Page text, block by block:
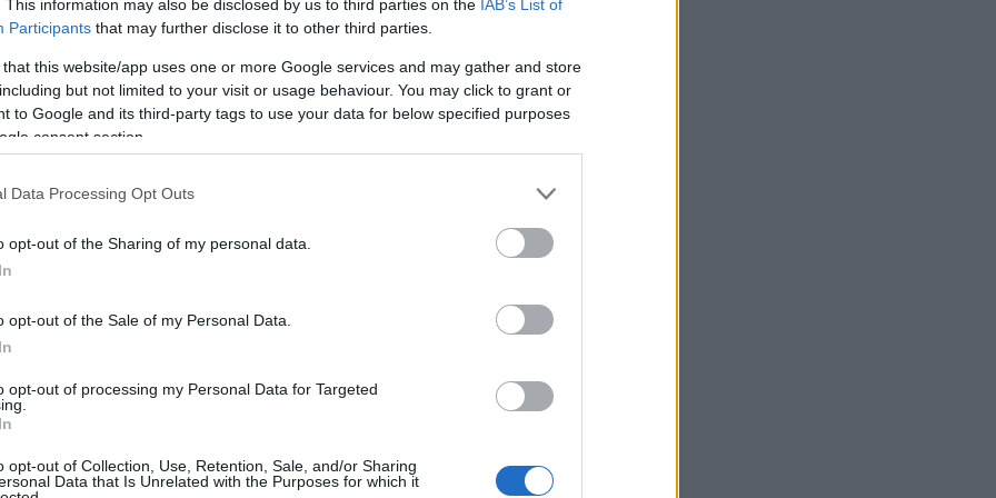
This information may also be disclosed by us to third parties on the IAB’s List of
Participants that may further disclose it to other third parties.
that this website/app uses one or more Google services and may gather and store
but not limited to your visit or usage behaviour. You may click to grant or
to Google and its third-party tags to use your data for below specified purposes
consent section.
Data Processing Opt Outs
opt-out of the Sharing of my personal data.
opt-out of the Sale of my Personal Data.
opt-out of processing my Personal Data for Targeted
opt-out of Collection, Use, Retention, Sale, and/or Sharing
Data that Is Unrelated with the Purposes for which it
romahtanut Norja johtaa cupia yhdellä pisteellä
Johannes Dale Tarjei Bö, Vetle Sjåstad
Strelow, Johannes Kühn, Benedikt Doll, Philipp
Zeni, Didier Bionaz, Lukas Hofer, Tommaso
Itävalta –1.22,8, 6) Slovenia –1.23,8,… 11) Suomi (Arttu
0+3, Olli Hiidensalo 0+1) –3.10,9 (0+11).
1) Norja 360 pistettä, 2) Saksa 270, 3) Ranska 236,…
Jeanne Richard, Sophie Chauveau, Julia Simon)